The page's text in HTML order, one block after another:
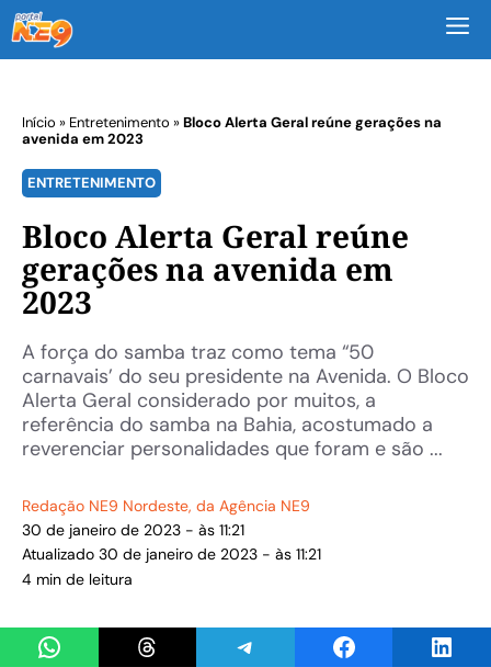
Início » Entretenimento »Bloco Alerta Geral reúne gerações na
avenida em 2023
ENTRETENIMENTO
Bloco Alerta Geral reúne
gerações na avenida em
2023
A força do samba traz como tema “50
carnavais’ do seu presidente na Avenida. O Bloco
Alerta Geral considerado por muitos, a
referência do samba na Bahia, acostumado a
reverenciar personalidades que foram e são ...
Redação NE9 Nordeste, da Agência NE9
30 de janeiro de 2023 - às 11:21
Atualizado 30 de janeiro de 2023 - às 11:21
4 min de leitura
Share on WhatsAppShare on ThreadsShare on TelegramShare on Facebook